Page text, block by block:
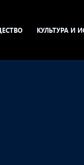
КУЛЬТУРА И